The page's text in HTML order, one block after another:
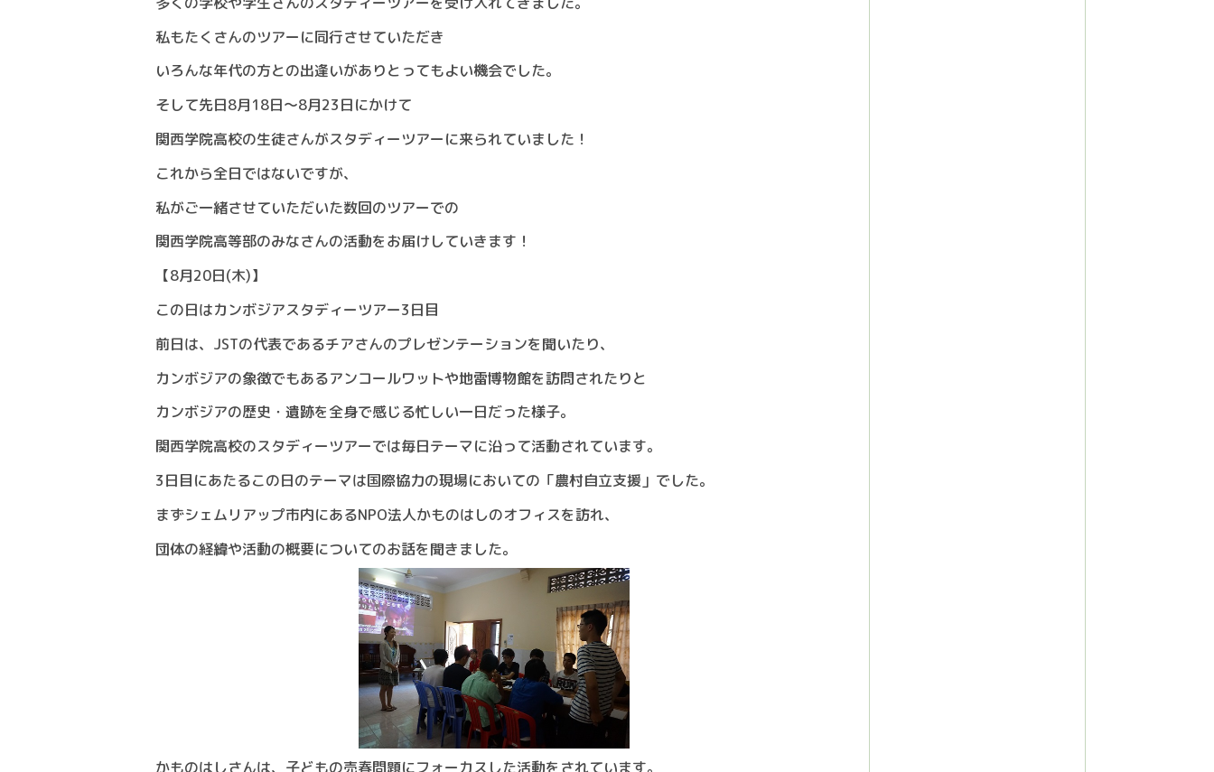
私もたくさんのツアーに同行させていただき
いろんな年代の方との出逢いがありとってもよい機会でした。
そして先日8月18日～8月23日にかけて
関西学院高校の生徒さんがスタディーツアーに来られていました！
これから全日ではないですが、
私がご一緒させていただいた数回のツアーでの
関西学院高等部のみなさんの活動をお届けしていきます！
【8月20日(木)】
この日はカンボジアスタディーツアー3日目
前日は、JSTの代表であるチアさんのプレゼンテーションを聞いたり、
カンボジアの象徴でもあるアンコールワットや地雷博物館を訪問されたりと
カンボジアの歴史・遺跡を全身で感じる忙しい一日だった様子。
関西学院高校のスタディーツアーでは毎日テーマに沿って活動されています。
3日目にあたるこの日のテーマは国際協力の現場においての「農村自立支援」でした。
まずシェムリアップ市内にあるNPO法人かものはしのオフィスを訪れ、
団体の経緯や活動の概要についてのお話を聞きました。
かものはしさんは、子どもの売春問題にフォーカスした活動をされています。